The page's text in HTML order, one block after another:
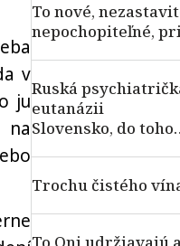
v
ju
na
To nové,
nepochopiteľné,
Ruská
eutanázii
Slovensko, do
Trochu čistého